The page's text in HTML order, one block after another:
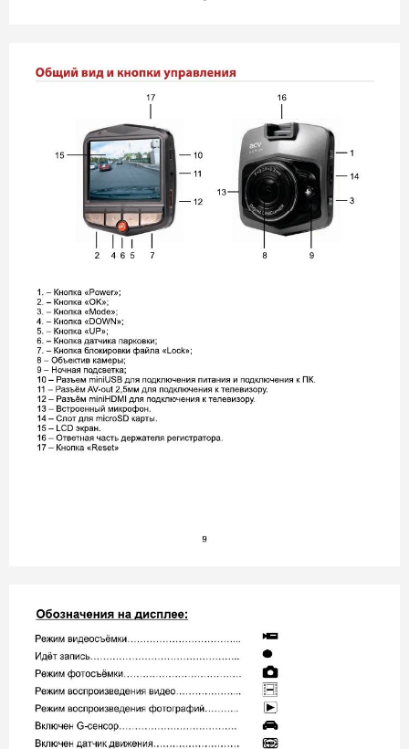
GQ 115 Lite